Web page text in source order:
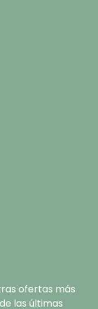
ofertas más
las últimas